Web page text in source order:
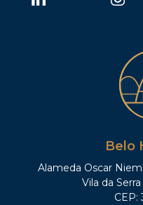
Belo
Alameda Oscar
Vila da
CEP: